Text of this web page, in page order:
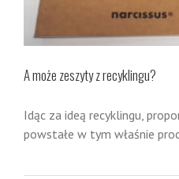
A może zeszyty z recyklingu?
Idąc za ideą recyklingu,
powstałe w tym właśnie